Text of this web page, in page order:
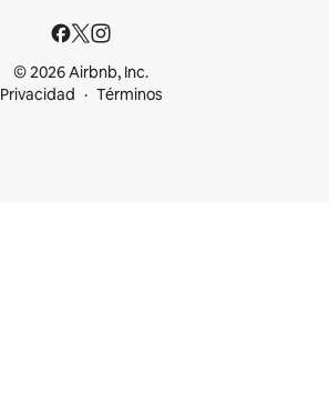
© 2026 Airbnb, Inc.
Privacidad
Términos